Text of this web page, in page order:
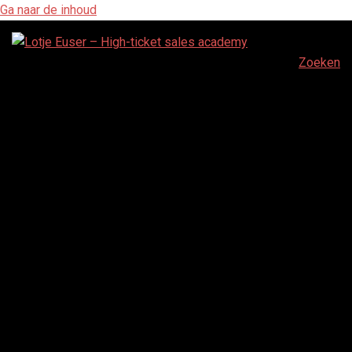
Ga naar de inhoud
Zoeken